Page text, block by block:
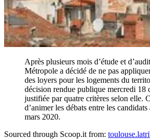
Après plusieurs mois d’étude et
Métropole a décidé de ne pas
des loyers pour les logements du
décision rendue publique mercredi 18
justifiée par quatre critères selon elle.
d’animer les débats entre les
mars 2020.
Sourced through Scoop.it from: